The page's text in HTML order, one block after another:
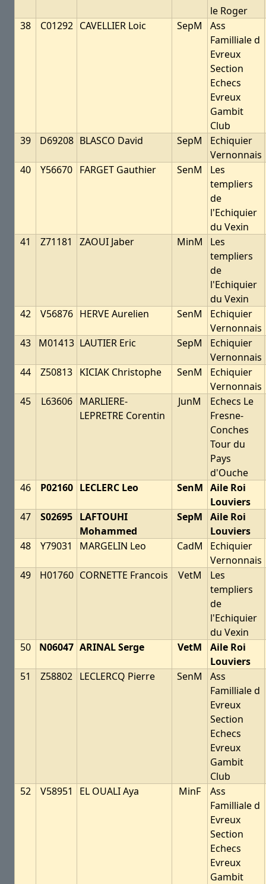
le Roger
38
C01292 CAVELLIER Loic SepM
Ass
Familliale d
Evreux
Section
Echecs
Evreux
Gambit
Club
39
D69208 BLASCO David SepM
Echiquier
Vernonnais
40
Y56670 FARGET Gauthier SenM
Les
templiers
de
l'Echiquier
du Vexin
41
Z71181 ZAOUI Jaber MinM
Les
templiers
de
l'Echiquier
du Vexin
42
V56876 HERVE Aurelien SenM
Echiquier
Vernonnais
43
M01413 LAUTIER Eric SepM
Echiquier
Vernonnais
44
Z50813 KICIAK Christophe SenM
Echiquier
Vernonnais
45
L63606
MARLIERE-
LEPRETRE Corentin
JunM
Echecs Le
Fresne-
Conches
Tour du
Pays
d'Ouche
46
P02160 LECLERC Leo SenM Aile Roi
Louviers
47
S02695 LAFTOUHI
Mohammed
SepM
Aile Roi
Louviers
48
Y79031 MARGELIN Leo CadM
Echiquier
Vernonnais
49
H01760 CORNETTE Francois VetM
Les
templiers
de
l'Echiquier
du Vexin
50
N06047 ARINAL Serge VetM
Aile Roi
Louviers
51
Z58802 LECLERCQ Pierre SenM
Ass
Familliale d
Evreux
Section
Echecs
Evreux
Gambit
Club
52
V58951 EL OUALI Aya MinF
Ass
Familliale d
Evreux
Section
Echecs
Evreux
Gambit